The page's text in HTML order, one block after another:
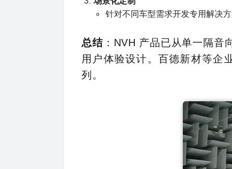
针对不同车型需求开发专用解决
总结：NVH 产品已从单一隔音
用户体验设计。百德新材等企
列。